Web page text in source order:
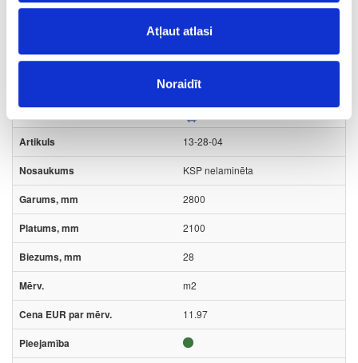
Atļaut atlasi
Noraidīt
m2
8.49
13-28-04
KSP nelaminēta
2800
2100
28
m2
11.97